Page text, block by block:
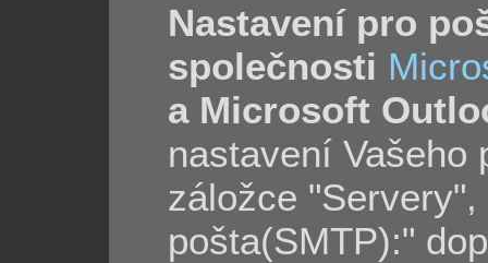
Nastavení pro
společnosti
a Microsoft
nastavení Vašeho
záložce
pošta(SMTP):"